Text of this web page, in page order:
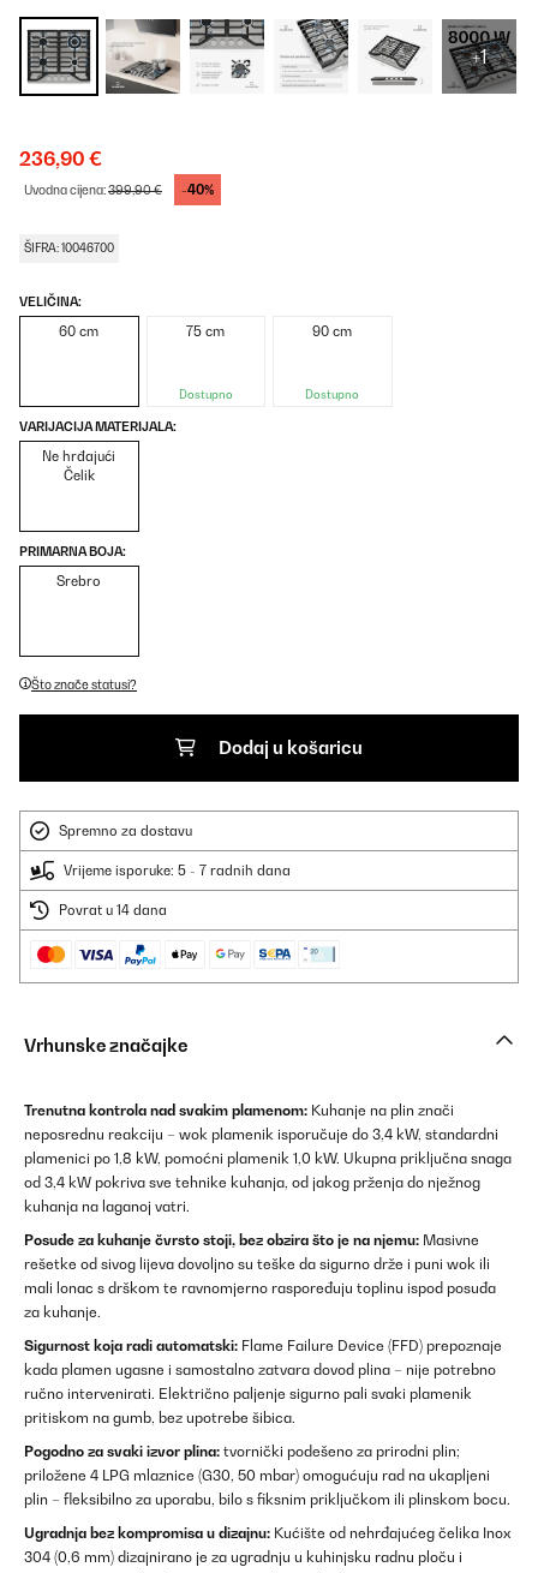
+1
236,90 €
Uvodna cijena:399,90 € -40%
ŠIFRA: 10046700
VELIČINA:
60 cm 75 cm
Dostupno
90 cm
Dostupno
VARIJACIJA MATERIJALA:
Ne hrđajući
Čelik
PRIMARNA BOJA:
Srebro
Što znače statusi?
Dodaj u košaricu
Spremno za dostavu
Vrijeme isporuke: 5 - 7 radnih dana
Povrat u 14 dana
Vrhunske značajke
Trenutna kontrola nad svakim plamenom: Kuhanje na plin znači
neposrednu reakciju – wok plamenik isporučuje do 3,4 kW, standardni
plamenici po 1,8 kW, pomoćni plamenik 1,0 kW. Ukupna priključna snaga
od 3,4 kW pokriva sve tehnike kuhanja, od jakog prženja do nježnog
kuhanja na laganoj vatri.
Posuđe za kuhanje čvrsto stoji, bez obzira što je na njemu: Masivne
rešetke od sivog lijeva dovoljno su teške da sigurno drže i puni wok ili
mali lonac s drškom te ravnomjerno raspoređuju toplinu ispod posuđa
za kuhanje.
Sigurnost koja radi automatski: Flame Failure Device (FFD) prepoznaje
kada plamen ugasne i samostalno zatvara dovod plina – nije potrebno
ručno intervenirati. Električno paljenje sigurno pali svaki plamenik
pritiskom na gumb, bez upotrebe šibica.
Pogodno za svaki izvor plina: tvornički podešeno za prirodni plin;
priložene 4 LPG mlaznice (G30, 50 mbar) omogućuju rad na ukapljeni
plin – fleksibilno za uporabu, bilo s fiksnim priključkom ili plinskom bocu.
Ugradnja bez kompromisa u dizajnu: Kućište od nehrđajućeg čelika Inox
304 (0,6 mm) dizajnirano je za ugradnju u kuhinjsku radnu ploču i